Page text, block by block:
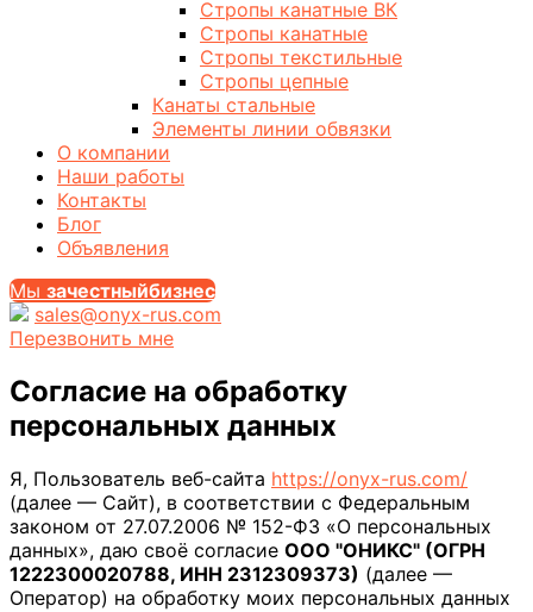
Стропы канатные ВК
Стропы канатные
Стропы текстильные
Стропы цепные
Канаты стальные
Элементы линии обвязки
О компании
Наши работы
Контакты
Блог
Объявления
Мы зачестныйбизнес
sales@onyx-rus.com
Перезвонить мне
Согласие на обработку
персональных данных
Я, Пользователь веб-сайта https://onyx-rus.com/
(далее — Сайт), в соответствии с Федеральным
законом от 27.07.2006 № 152-ФЗ «О персональных
данных», даю своё согласие ООО "ОНИКС" (ОГРН
1222300020788, ИНН 2312309373) (далее —
Оператор) на обработку моих персональных данных